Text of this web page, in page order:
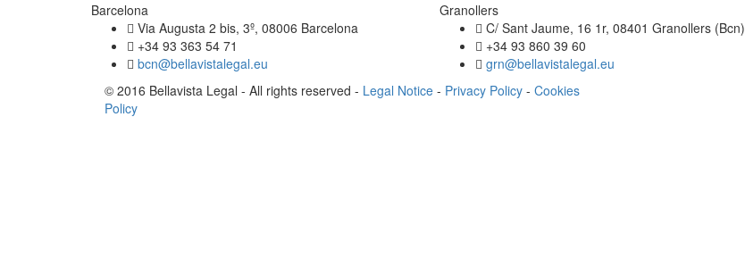
Barcelona
Via Augusta 2 bis, 3º, 08006 Barcelona
+34 93 363 54 71
bcn@bellavistalegal.eu
Granollers
C/ Sant Jaume, 16 1r, 08401 Granollers (Bcn)
+34 93 860 39 60
grn@bellavistalegal.eu
© 2016 Bellavista Legal - All rights reserved - Legal Notice - Privacy Policy - Cookies
Policy